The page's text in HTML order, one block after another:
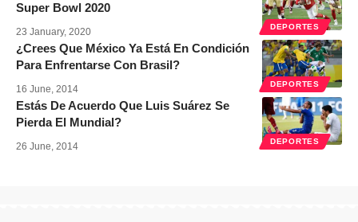
DEPORTES
Super Bowl 2020
23 January, 2020
DEPORTES
¿Crees Que México Ya Está En Condición
Para Enfrentarse Con Brasil?
16 June, 2014
DEPORTES
Estás De Acuerdo Que Luis Suárez Se
Pierda El Mundial?
26 June, 2014